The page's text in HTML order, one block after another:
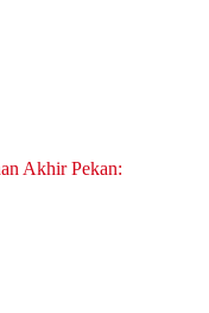
Akhir Pekan: